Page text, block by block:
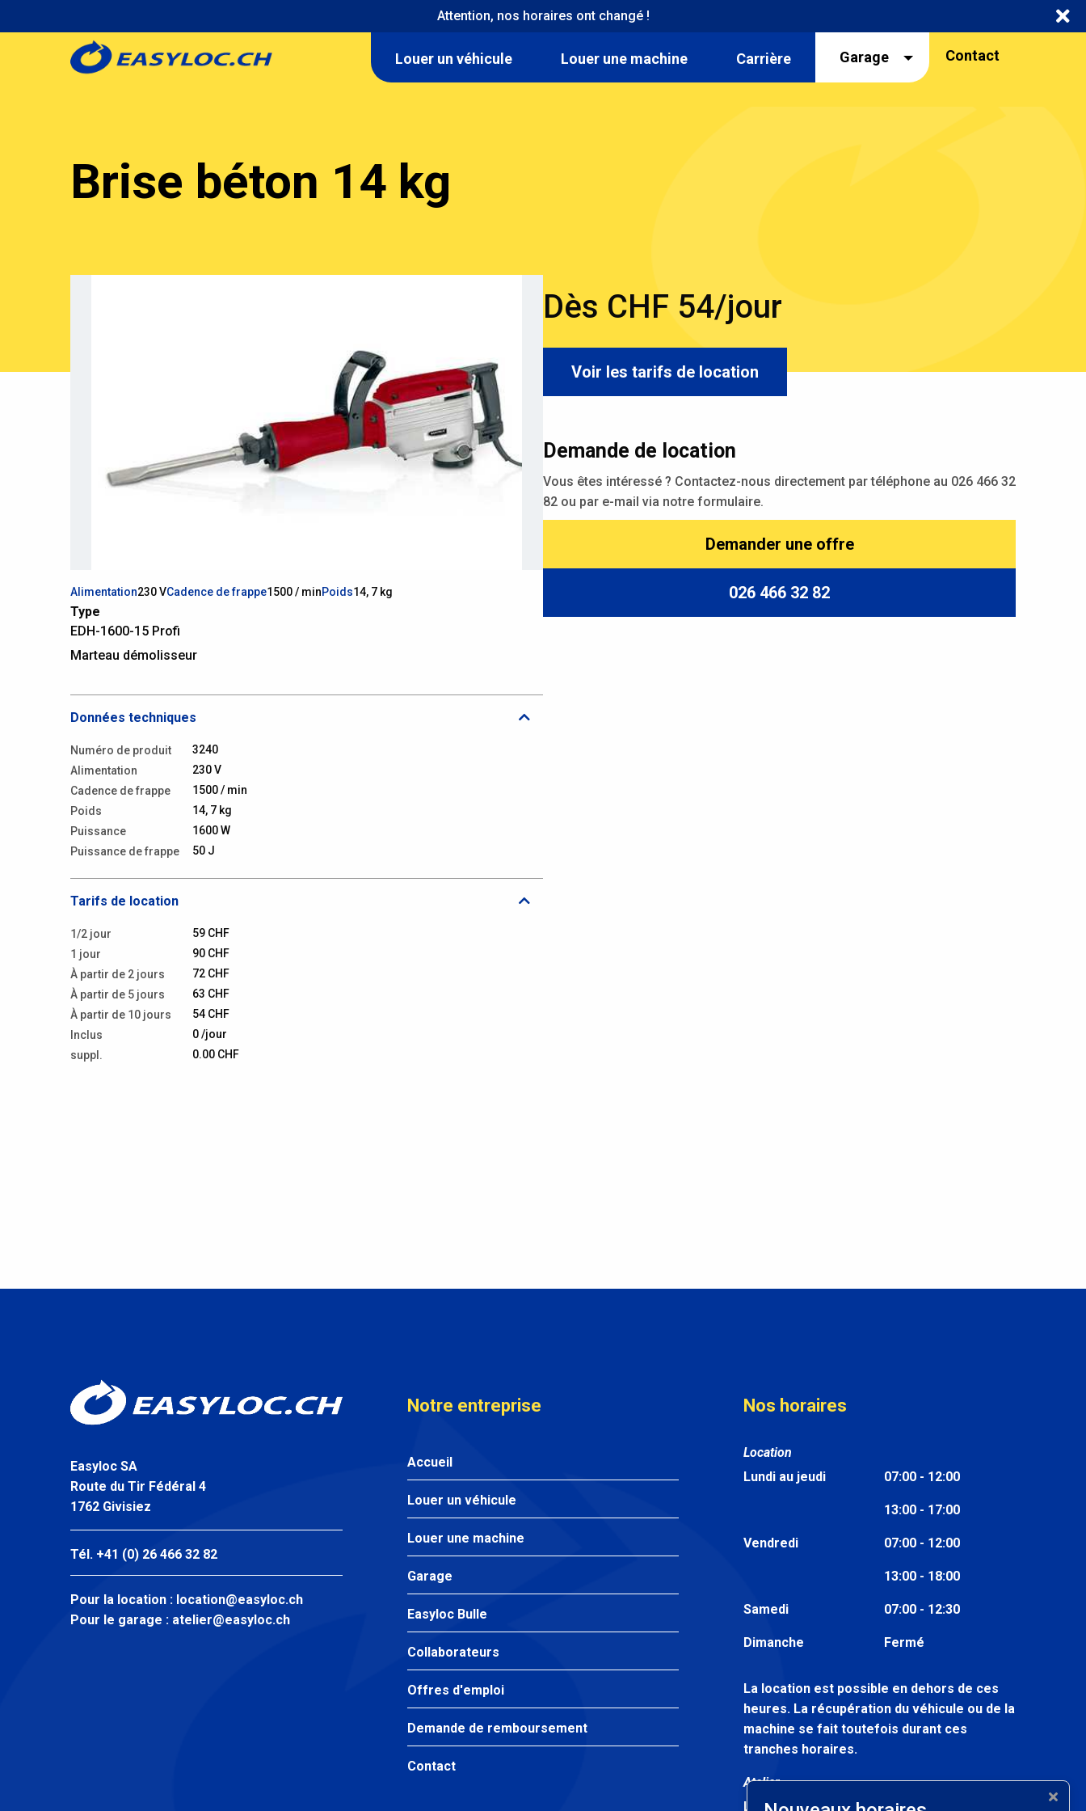
au
Attention, nos horaires ont changé !
location
Louer un véhicule Louer une machine Carrière
garage
Garage Contact
Brise béton 14 kg
Alimentation230 VCadence de frappe1500 / minPoids14, 7 kg
Type
EDH-1600-15 Profi
Marteau démolisseur
Données techniques
Numéro de produit
3240
Alimentation
230 V
Cadence de frappe
1500 / min
Poids
14, 7 kg
Puissance
1600 W
Puissance de frappe
50 J
Tarifs de location
1/2 jour
59 CHF
1 jour
90 CHF
À partir de 2 jours
72 CHF
À partir de 5 jours
63 CHF
À partir de 10 jours
54 CHF
Inclus
0 /jour
suppl.
0.00 CHF
Dès CHF 54/jour
Voir les tarifs de location
Demande de location
Vous êtes intéressé ? Contactez-nous directement par téléphone au 026 466 32
82 ou par e-mail via notre formulaire.
Demander une offre
026 466 32 82
Easyloc SA
Route du Tir Fédéral 4
1762 Givisiez
Tél. +41 (0) 26 466 32 82
Pour la location : location@easyloc.ch
Pour le garage : atelier@easyloc.ch
Notre entreprise
Accueil
Louer un véhicule
Louer une machine
Garage
Easyloc Bulle
Collaborateurs
Offres d'emploi
Demande de remboursement
Contact
Nos horaires
Location
Lundi au jeudi
07:00 - 12:00
13:00 - 17:00
Vendredi 07:00 - 12:00
13:00 - 18:00
Samedi 07:00 - 12:30
Dimanche Fermé
La location est possible en dehors de ces
heures. La récupération du véhicule ou de la
machine se fait toutefois durant ces
tranches horaires.
Atelier
Lundi au vendredi
07:30 - 12:00